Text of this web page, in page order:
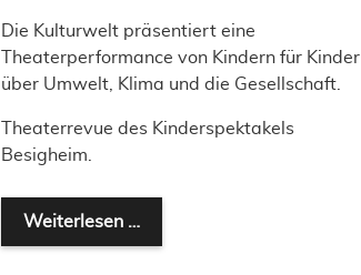
Die Kulturwelt präsentiert eine
Theaterperformance von Kindern für Kinder
über Umwelt, Klima und die Gesellschaft.
Theaterrevue des Kinderspektakels
Besigheim.
Weiterlesen …